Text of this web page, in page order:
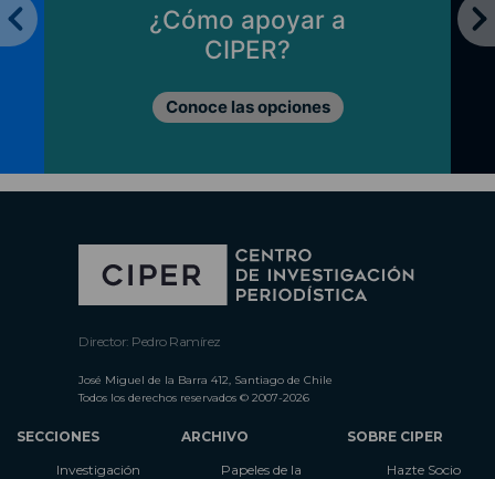
¿Cómo apoyar a
CIPER?
Conoce las opciones
Director: Pedro Ramírez
José Miguel de la Barra 412, Santiago de Chile
Todos los derechos reservados © 2007-2026
SECCIONES
Investigación
ARCHIVO
Papeles de la
SOBRE CIPER
Hazte Socio